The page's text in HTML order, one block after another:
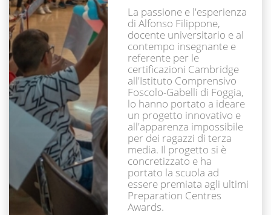
La passione e l'esperienza
di Alfonso Filippone,
docente universitario e al
contempo insegnante e
referente per le
certificazioni Cambridge
all'Istituto Comprensivo
Foscolo-Gabelli di Foggia,
lo hanno portato a ideare
un progetto innovativo e
all'apparenza impossibile
per dei ragazzi di terza
media. Il progetto si è
concretizzato e ha
portato la scuola ad
essere premiata agli ultimi
Preparation Centres
Awards.